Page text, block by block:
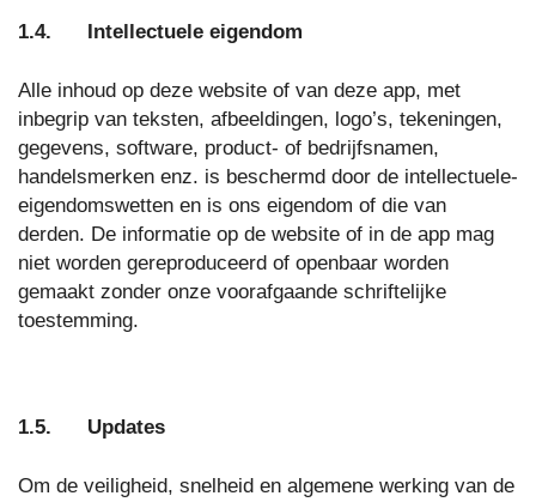
1.4. Intellectuele eigendom
Alle inhoud op deze website of van deze app, met
inbegrip van teksten, afbeeldingen, logo’s, tekeningen,
gegevens, software, product- of bedrijfsnamen,
handelsmerken enz. is beschermd door de intellectuele-
eigendomswetten en is ons eigendom of die van
derden. De informatie op de website of in de app mag
niet worden gereproduceerd of openbaar worden
gemaakt zonder onze voorafgaande schriftelijke
toestemming.
1.5. Updates
Om de veiligheid, snelheid en algemene werking van de